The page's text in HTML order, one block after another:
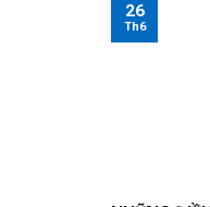
26
Th6